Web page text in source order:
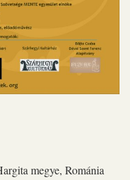
megye, Románia